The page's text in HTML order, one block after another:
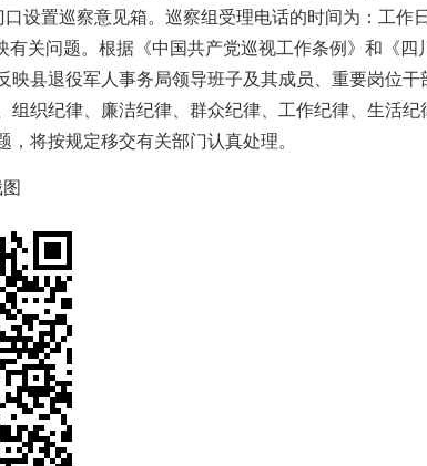
设置巡察意见箱。巡察组受理电话的时间为：工作日
关问题。根据《中国共产党巡视工作条例》和《四川
县退役军人事务局领导班子及其成员、重要岗位干
织纪律、廉洁纪律、群众纪律、工作纪律、生活纪
将按规定移交有关部门认真处理。